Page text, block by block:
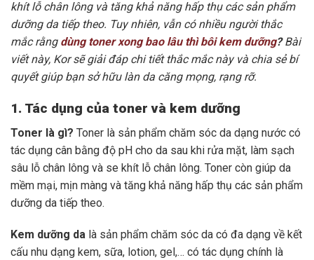
khít lỗ chân lông và tăng khả năng hấp thụ các sản phẩm
dưỡng da tiếp theo. Tuy nhiên, vẫn có nhiều người thắc
mắc rằng dùng toner xong bao lâu thì bôi kem dưỡng?Bài
viết này, Kor sẽ giải đáp chi tiết thắc mắc này và chia sẻ bí
quyết giúp bạn sở hữu làn da căng mọng, rạng rỡ.
1. Tác dụng của toner và kem dưỡng
Toner là gì? Toner là sản phẩm chăm sóc da dạng nước có
tác dụng cân bằng độ pH cho da sau khi rửa mặt, làm sạch
sâu lỗ chân lông và se khít lỗ chân lông. Toner còn giúp da
mềm mại, mịn màng và tăng khả năng hấp thụ các sản phẩm
dưỡng da tiếp theo.
Kem dưỡng da là sản phẩm chăm sóc da có đa dạng về kết
cấu nhu dạng kem, sữa, lotion, gel,… có tác dụng chính là